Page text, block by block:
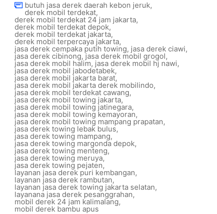
butuh jasa derek daerah kebon jeruk,
derek mobil terdekat,
derek mobil terdekat 24 jam jakarta,
derek mobil terdekat depok,
derek mobil terdekat jakarta,
derek mobil terpercaya jakarta,
jasa derek cempaka putih towing, jasa derek ciawi,
jasa derek cibinong,jasa derek mobil grogol,
jasa derek mobil halim, jasa derek mobil hj nawi,
jasa derek mobil jabodetabek,
jasa derek mobil jakarta barat,
jasa derek mobil jakarta derek mobilindo,
jasa derek mobil terdekat cawang,
jasa derek mobil towing jakarta,
jasa derek mobil towing jatinegara,
jasa derek mobil towing kemayoran,
jasa derek mobil towing mampang prapatan,
jasa derek towing lebak bulus,
jasa derek towing mampang,
jasa derek towing margonda depok,
jasa derek towing menteng,
jasa derek towing meruya,
jasa derek towing pejaten,
layanan jasa derek puri kembangan,
layanan jasa derek rambutan,
layanan jasa derek towing jakarta selatan,
layanana jasa derek pesanggrahan,
mobil derek 24 jam kalimalang,
mobil derek bambu apus